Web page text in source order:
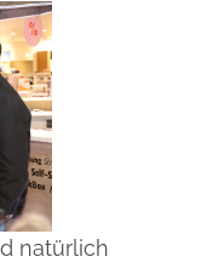
natürlich